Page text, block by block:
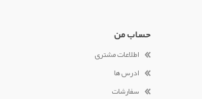
حساب من
اطلاعات مشتری
ادرس ها
سفارشات